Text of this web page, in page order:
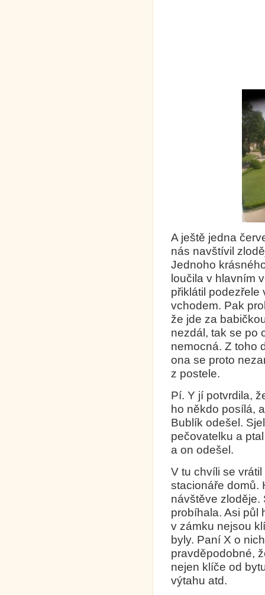
A ještě jedna
nás navštívil
Jednoho
loučila v hlavním
přiklátil
vchodem. Pak
že jde za
nezdál, tak se po
nemocná. Z toho
ona se proto
z postele.
Pí. Y jí potvrdila,
ho někdo posílá,
Bublík odešel.
pečovatelku a
a on odešel.
V tu chvíli se
stacionáře domů.
návštěve zloděje.
probíhala. Asi půl
v zámku nejsou
byly. Paní X o
pravděpodobné,
nejen klíče od
výtahu atd.